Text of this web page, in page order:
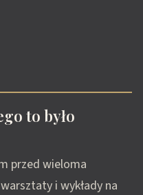
to było
przed wieloma
i wykłady na